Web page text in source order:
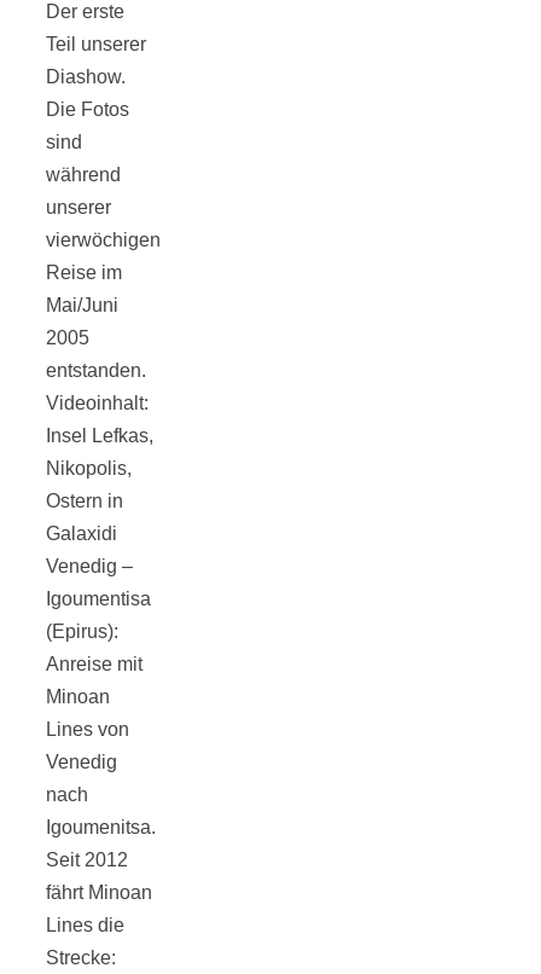
Der erste
Teil unserer
Diashow.
Die Fotos
sind
während
unserer
vierwöchigen
Reise im
Mai/Juni
2005
entstanden.
Videoinhalt:
Insel Lefkas,
Nikopolis,
Ostern in
Galaxidi
Venedig –
Igoumentisa
(Epirus):
Anreise mit
Minoan
Lines von
Venedig
nach
Igoumenitsa.
Seit 2012
fährt Minoan
Lines die
Strecke: